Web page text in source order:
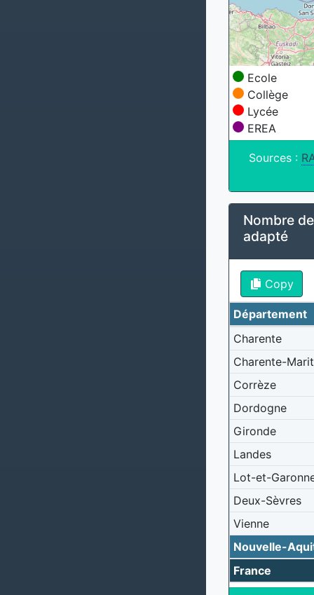
Ecole
Collège
Lycée
EREA
Sources :
Nombre
adapté
Copy
Département
Charente
Charente-
Corrèze
Dordogne
Gironde
Landes
Lot-et-
Deux-Sèvres
Vienne
Nouvelle-
France